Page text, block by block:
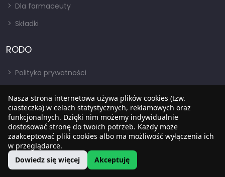
Dla farmaceuty
Składki
RODO
Polityka prywatności
RODO
BIP
Copyright © 2022 SIA. Wszystkie prawa zastrzezone.
Nasza strona internetowa używa plików cookies (tzw.
ciasteczka) w celach statystycznych, reklamowych oraz
funkcjonalnych. Dzięki nim możemy indywidualnie
dostosować stronę do twoich potrzeb. Każdy może
zaakceptować pliki cookies albo ma możliwość wyłączenia ich
w przeglądarce.
Dowiedz się więcej
Akceptuję